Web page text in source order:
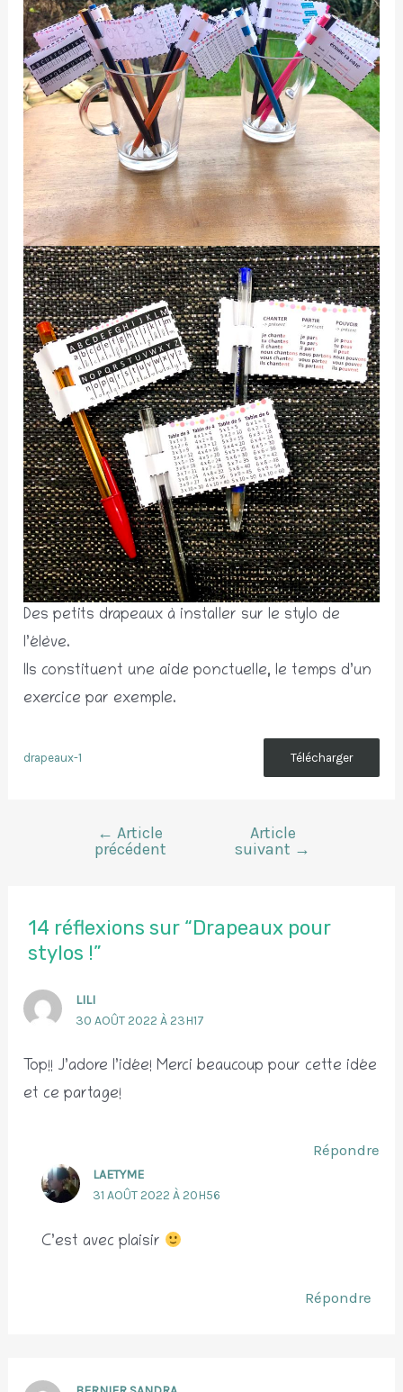
Des petits drapeaux à installer sur le stylo de
l’élève.
Ils constituent une aide ponctuelle, le temps d’un
exercice par exemple.
drapeaux-1 Télécharger
Navigation
← Article
précédent
Article
suivant →
14 réflexions sur “Drapeaux pour
stylos !”
LILI
30 AOÛT 2022 À 23H17
Top!! J’adore l’idée! Merci beaucoup pour cette idée
et ce partage!
Répondre
LAETYME
31 AOÛT 2022 À 20H56
C’est avec plaisir
Répondre